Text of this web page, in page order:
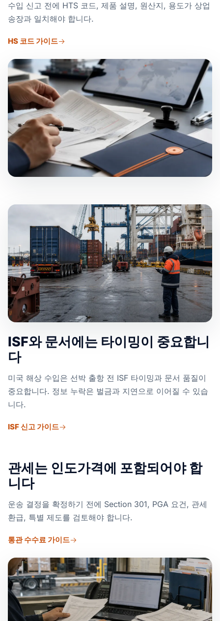
수입 신고 전에 HTS 코드, 제품 설명, 원산지, 용도가 상업
송장과 일치해야 합니다.
HS 코드 가이드
ISF와 문서에는 타이밍이 중요합니
다
미국 해상 수입은 선박 출항 전 ISF 타이밍과 문서 품질이
중요합니다. 정보 누락은 벌금과 지연으로 이어질 수 있습
니다.
ISF 신고 가이드
관세는 인도가격에 포함되어야 합
니다
운송 결정을 확정하기 전에 Section 301, PGA 요건, 관세
환급, 특별 제도를 검토해야 합니다.
통관 수수료 가이드